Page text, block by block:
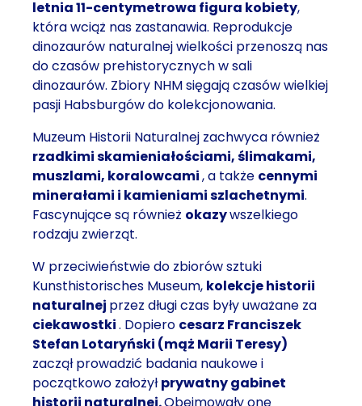
letnia11-centymetrowa figura kobiety,
która wciąż nas zastanawia. Reprodukcje
dinozaurów naturalnej wielkości przenoszą nas
do czasów prehistorycznychwsali
dinozaurów. Zbiory NHM sięgają czasów wielkiej
pasji Habsburgów do kolekcjonowania.
Muzeum Historii Naturalnej zachwyca również
rzadkimi skamieniałościami, ślimakami,
muszlami, koralowcami, a także cennymi
minerałami i kamieniami szlachetnymi.
Fascynujące są również okazywszelkiego
rodzaju zwierząt.
W przeciwieństwie do zbiorów sztuki
Kunsthistorisches Museum, kolekcje historii
naturalnej przez długi czas były uważane za
ciekawostki. Dopiero cesarz Franciszek
Stefan Lotaryński (mąż Marii Teresy)
zaczął prowadzić badania naukowe i
początkowo założyłprywatny gabinet